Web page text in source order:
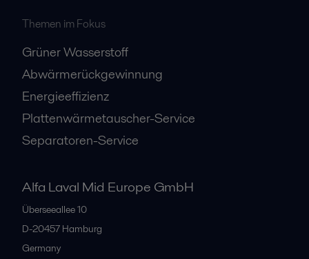
Themen im Fokus
Grüner Wasserstoff
Abwärmerückgewinnung
Energieeffizienz
Plattenwärmetauscher-Service
Separatoren-Service
Alfa Laval Mid Europe GmbH
Überseeallee 10
D-20457 Hamburg
Germany